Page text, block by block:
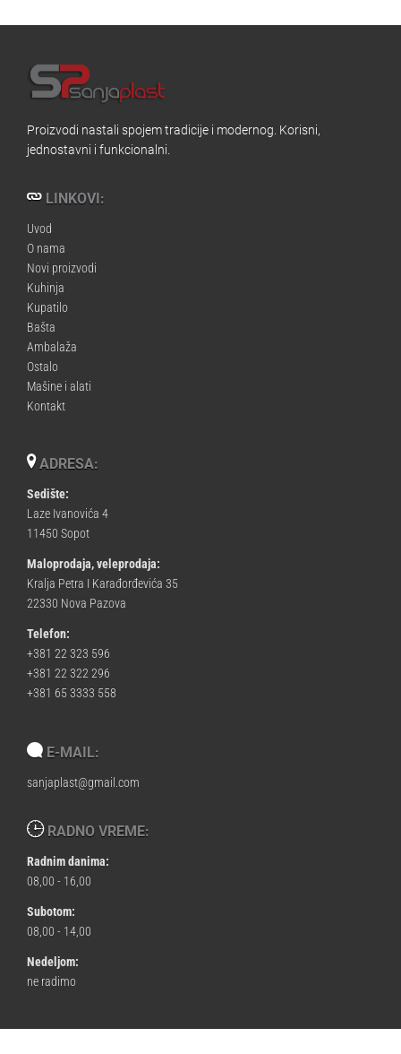
Proizvodi nastali spojem tradicije i modernog. Korisni,
jednostavni i funkcionalni.
LINKOVI:
Uvod
O nama
Novi proizvodi
Kuhinja
Kupatilo
Bašta
Ambalaža
Ostalo
Mašine i alati
Kontakt
ADRESA:
Sedište:
Laze Ivanovića 4
11450 Sopot
Maloprodaja, veleprodaja:
Kralja Petra I Karađorđevića 35
22330 Nova Pazova
Telefon:
+381 22 323 596
+381 22 322 296
+381 65 3333 558
E-MAIL:
sanjaplast@gmail.com
RADNO VREME:
Radnim danima:
08,00 - 16,00
Subotom:
08,00 - 14,00
Nedeljom:
ne radimo